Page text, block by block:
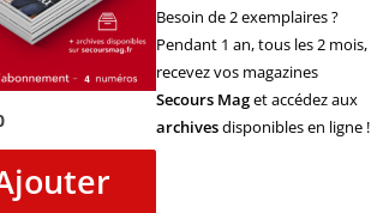
Besoin de 2 exemplaires ?
Pendant 1 an, tous les 2 mois,
recevez vos magazines
Secours Maget accédez aux
archivesdisponibles en ligne !